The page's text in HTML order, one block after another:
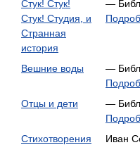
Стук! Стук!
Стук! Студия, и
Странная
история
—
Вешние воды —
Отцы и дети
—
Стихотворения
Иван